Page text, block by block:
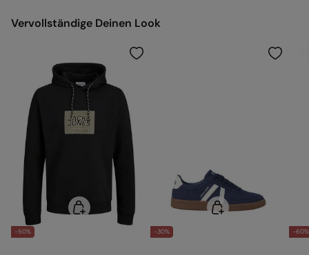
Nicht trockenreinigen
Vervollständige Deinen Look
-50% -30% -60%